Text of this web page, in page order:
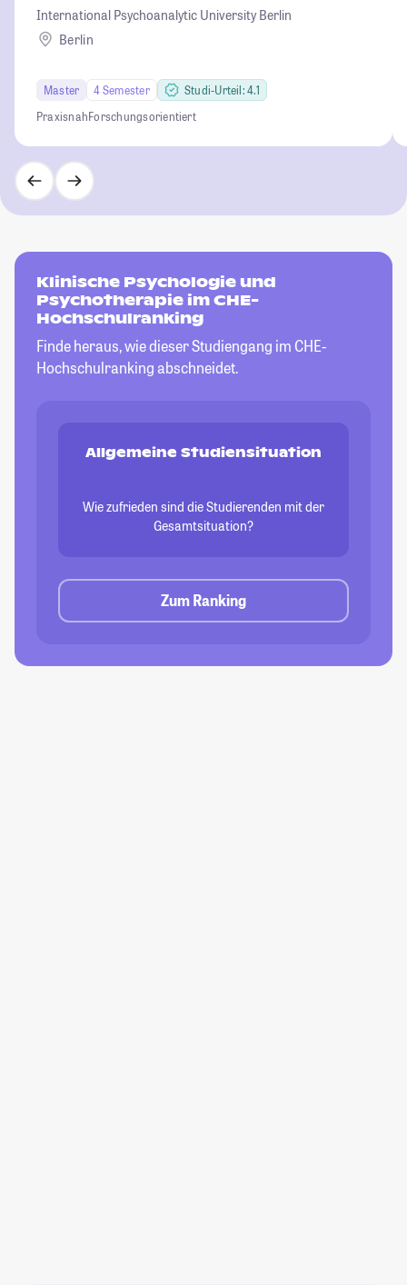
International Psychoanalytic University Berlin
Berlin
Master 4 Semester
Studi-Urteil: 4.1
PraxisnahForschungsorientiert
Klinische Psychologie und
Psychotherapie im CHE-
Hochschulranking
Finde heraus, wie dieser Studiengang im CHE-
Hochschulranking abschneidet.
Allgemeine Studiensituation
Wie zufrieden sind die Studierenden mit der
Gesamtsituation?
Zum Ranking